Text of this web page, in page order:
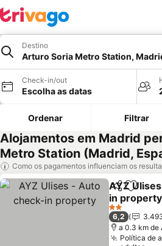
Destino
Arturo Soria Metro Station,
Check-in/out
Escolha as datas
Ordenar Filtrar
Alojamentos em Madrid
Metro Station (Madrid,
Como os pagamentos influenciam os
Partilhar
AYZ
in property
Ver preços
2 Estrelas
6,2
a 0.3 km de
Política de